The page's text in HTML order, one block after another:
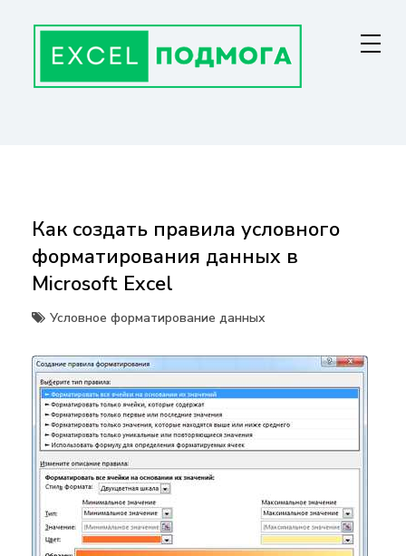
содержанию
Как создать правила условного
форматирования данных в
Microsoft Excel
Условное форматирование данных